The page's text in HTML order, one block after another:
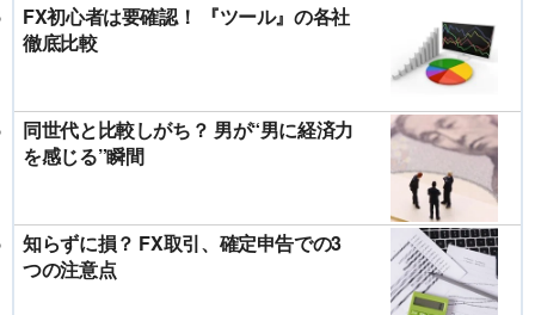
FX初心者は要確認！ 『ツール』の各社
徹底比較
同世代と比較しがち？ 男が“男に経済力
を感じる”瞬間
知らずに損？ FX取引、確定申告での3
つの注意点